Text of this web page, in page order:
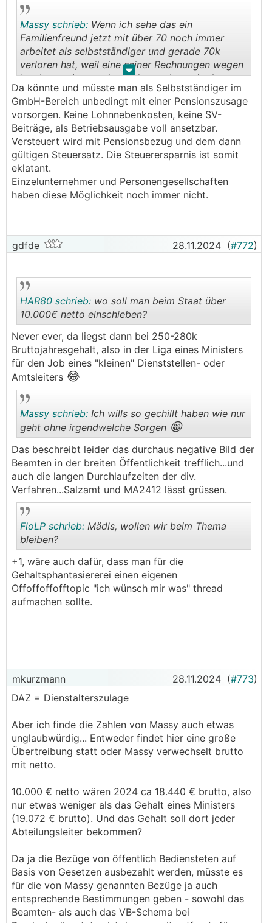
. .
Massy schrieb: Wenn ich sehe das ein
Familienfreund jetzt mit über 70 noch immer
arbeitet als selbstständiger und gerade 70k
verloren hat, weil eine seiner Rechnungen wegen
Insolvenz eines anderes Unternehmen in der
Schwebe hängt und er keinen Nachfolger für
seine Firma hat, dann ist das schon sehr
bezeichnend.
Da könnte und müsste man als Selbstständiger im
GmbH-Bereich unbedingt mit einer Pensionszusage
vorsorgen. Keine Lohnnebenkosten, keine SV-
Beiträge, als Betriebsausgabe voll ansetzbar.
Versteuert wird mit Pensionsbezug und dem dann
gültigen Steuersatz. Die Steuerersparnis ist somit
eklatant.
Einzelunternehmer und Personengesellschaften
haben diese Möglichkeit noch immer nicht.
gdfde 28.11.2024 (#772)
.
HAR80 schrieb: wo soll man beim Staat über
10.000€ netto einschieben?
Never ever, da liegst dann bei 250-280k
Bruttojahresgehalt, also in der Liga eines Ministers
für den Job eines "kleinen" Dienststellen- oder
Amtsleiters 😂
..
Massy schrieb: Ich wills so gechillt haben wie nur
geht ohne irgendwelche Sorgen 😁
Das beschreibt leider das durchaus negative Bild der
Beamten in der breiten Öffentlichkeit trefflich...und
auch die langen Durchlaufzeiten der div.
Verfahren...Salzamt und MA2412 lässt grüssen.
..
FloLP schrieb: Mädls, wollen wir beim Thema
bleiben?
+1, wäre auch dafür, dass man für die
Gehaltsphantasiererei einen eigenen
Offoffoffofftopic "ich wünsch mir was" thread
aufmachen sollte.
mkurzmann 28.11.2024 (#773)
DAZ = Dienstalterszulage
Aber ich finde die Zahlen von Massy auch etwas
unglaubwürdig... Entweder findet hier eine große
Übertreibung statt oder Massy verwechselt brutto
mit netto.
10.000 € netto wären 2024 ca 18.440 € brutto, also
nur etwas weniger als das Gehalt eines Ministers
(19.072 € brutto). Und das Gehalt soll dort jeder
Abteilungsleiter bekommen?
Da ja die Bezüge von öffentlich Bediensteten auf
Basis von Gesetzen ausbezahlt werden, müsste es
für die von Massy genannten Bezüge ja auch
entsprechende Bestimmungen geben - sowohl das
Beamten- als auch das VB-Schema bei